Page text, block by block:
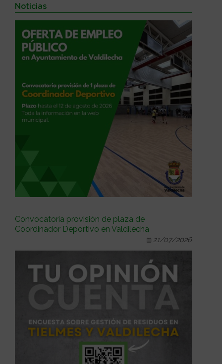
Noticias
Convocatoria provisión de plaza de
Coordinador Deportivo en Valdilecha
21/07/2026